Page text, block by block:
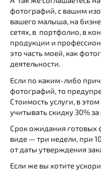
фотографий, с вашим
вашего малыша, на
сетях, в портфолио, в
продукции и
это часть моей, как
деятельности.
Если по каким-либо
фотографий, то
Стоимость услуги, в
учитывать скидку 30%
Срок ожидания готовых
виде — три недели, при
от даты утверждения
Если же вы хотите